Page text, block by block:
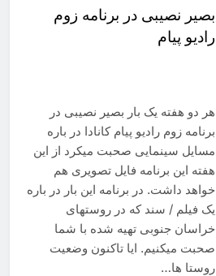
بصیر نصیبی در برنامه زوم
رادیو پیام
هر دو هفته یک بار بصیر نصیبی در
برنامه زوم رادیو پیام کانادا در باره
مسایل سینمایی صحبت میکرد از این
هفته این برنامه فایل تصویری هم
خواهد داشت. در برنامه این بار در باره
یک فیلم / سند که در روستهای
خراسان جنوبی تهیه شده با شما
صحبت میکنیم. ایا تاکنون وضعیت
روستا ها…